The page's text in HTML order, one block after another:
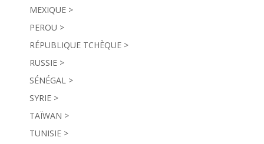
MEXIQUE >
PEROU >
RÉPUBLIQUE TCHÈQUE >
RUSSIE >
SÉNÉGAL >
SYRIE >
TAÏWAN >
TUNISIE >